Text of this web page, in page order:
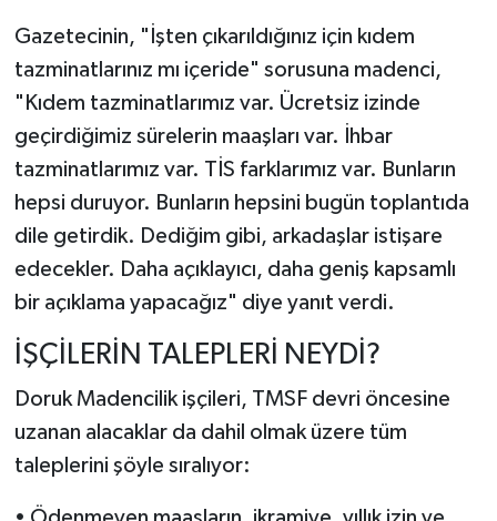
Gazetecinin, "İşten çıkarıldığınız için kıdem
tazminatlarınız mı içeride" sorusuna madenci,
"Kıdem tazminatlarımız var. Ücretsiz izinde
geçirdiğimiz sürelerin maaşları var. İhbar
tazminatlarımız var. TİS farklarımız var. Bunların
hepsi duruyor. Bunların hepsini bugün toplantıda
dile getirdik. Dediğim gibi, arkadaşlar istişare
edecekler. Daha açıklayıcı, daha geniş kapsamlı
bir açıklama yapacağız" diye yanıt verdi.
İŞÇİLERİN TALEPLERİ NEYDİ?
Doruk Madencilik işçileri, TMSF devri öncesine
uzanan alacaklar da dahil olmak üzere tüm
taleplerini şöyle sıralıyor: